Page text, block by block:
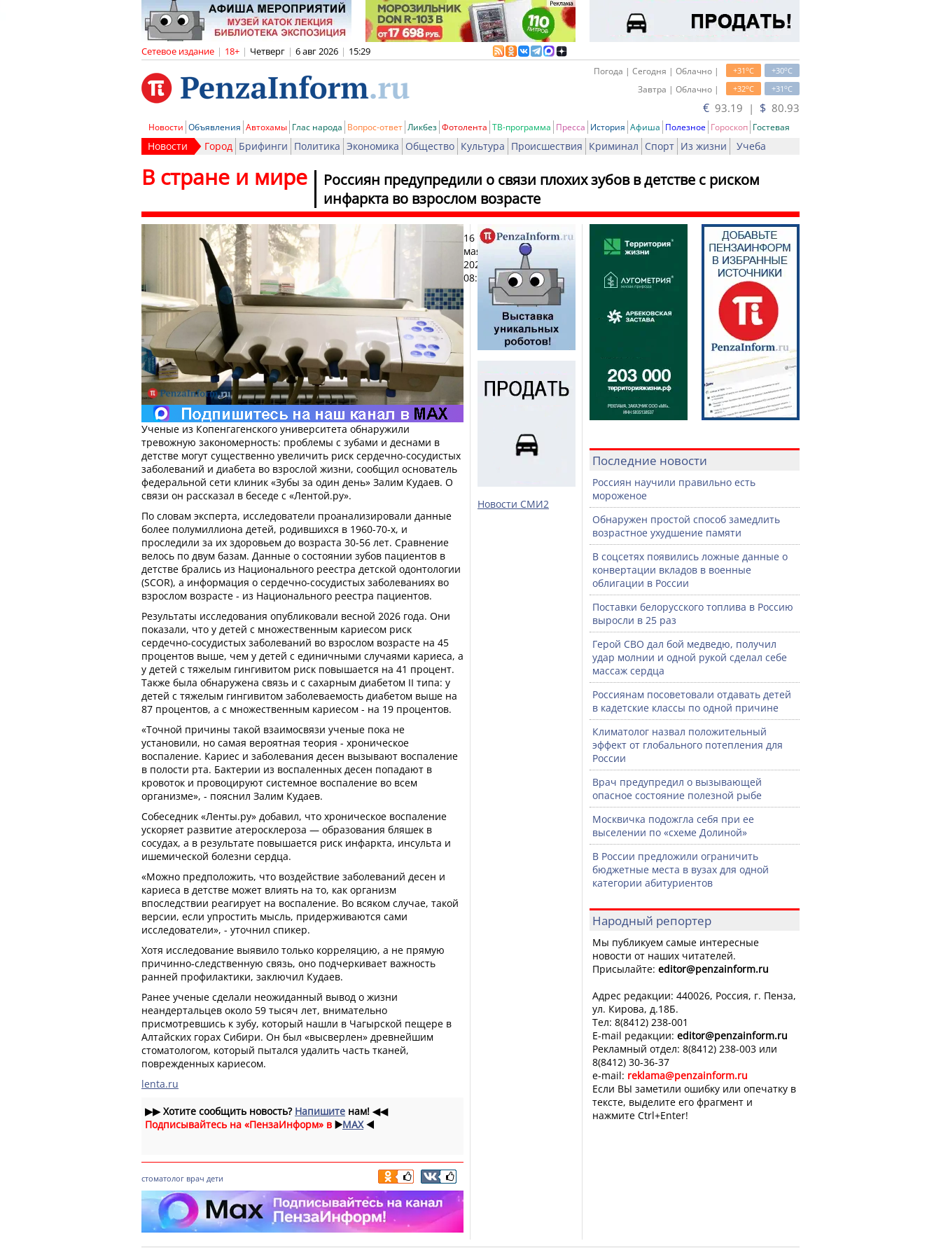
Сетевое издание | 18+ | Четверг | 6 авг 2026 | 15:29
+30oC
+31oC
Погода | Сегодня | Облачно |
+31oC
+32oC
Завтра | Облачно |
€ 93.19 | $ 80.93
Новости Объявления Автохамы Глас народа Вопрос-ответ Ликбез Фотолента ТВ-программа Пресса История Афиша Полезное Гороскоп Гостевая
Новости Город Брифинги Политика Экономика Общество Культура Происшествия Криминал Спорт Из жизни Учеба
Россиян предупредили о связи плохих зубов в детстве с риском
инфаркта во взрослом возрасте
В стране и мире
16
мая
2026,
08:26
Печать
Ученые из Копенгагенского университета обнаружили
тревожную закономерность: проблемы с зубами и деснами в
детстве могут существенно увеличить риск сердечно-сосудистых
заболеваний и диабета во взрослой жизни, сообщил основатель
федеральной сети клиник «Зубы за один день» Залим Кудаев. О
связи он рассказал в беседе с «Лентой.ру».
По словам эксперта, исследователи проанализировали данные
более полумиллиона детей, родившихся в 1960-70‑х, и
проследили за их здоровьем до возраста 30-56 лет. Сравнение
велось по двум базам. Данные о состоянии зубов пациентов в
детстве брались из Национального реестра детской одонтологии
(SCOR), а информация о сердечно-сосудистых заболеваниях во
взрослом возрасте - из Национального реестра пациентов.
Результаты исследования опубликовали весной 2026 года. Они
показали, что у детей с множественным кариесом риск
сердечно‑сосудистых заболеваний во взрослом возрасте на 45
процентов выше, чем у детей с единичными случаями кариеса, а
у детей с тяжелым гингивитом риск повышается на 41 процент.
Также была обнаружена связь и с сахарным диабетом II типа: у
детей с тяжелым гингивитом заболеваемость диабетом выше на
87 процентов, а с множественным кариесом - на 19 процентов.
«Точной причины такой взаимосвязи ученые пока не
установили, но самая вероятная теория - хроническое
воспаление. Кариес и заболевания десен вызывают воспаление
в полости рта. Бактерии из воспаленных десен попадают в
кровоток и провоцируют системное воспаление во всем
организме», - пояснил Залим Кудаев.
Собеседник «Ленты.ру» добавил, что хроническое воспаление
ускоряет развитие атеросклероза — образования бляшек в
сосудах, а в результате повышается риск инфаркта, инсульта и
ишемической болезни сердца.
«Можно предположить, что воздействие заболеваний десен и
кариеса в детстве может влиять на то, как организм
впоследствии реагирует на воспаление. Во всяком случае, такой
версии, если упростить мысль, придерживаются сами
исследователи», - уточнил спикер.
Хотя исследование выявило только корреляцию, а не прямую
причинно‑следственную связь, оно подчеркивает важность
ранней профилактики, заключил Кудаев.
Ранее ученые сделали неожиданный вывод о жизни
неандертальцев около 59 тысяч лет, внимательно
присмотревшись к зубу, который нашли в Чагырской пещере в
Алтайских горах Сибири. Он был «высверлен» древнейшим
стоматологом, который пытался удалить часть тканей,
поврежденных кариесом.
lenta.ru
▶▶Хотите сообщить новость? Напишите нам! ◀◀
Подписывайтесь на «ПензаИнформ» в ▶️MAX ◀️
стоматолог врач дети
Новости СМИ2
Последние новости
Россиян научили правильно есть
мороженое
Обнаружен простой способ замедлить
возрастное ухудшение памяти
В соцсетях появились ложные данные о
конвертации вкладов в военные
облигации в России
Поставки белорусского топлива в Россию
выросли в 25 раз
Герой СВО дал бой медведю, получил
удар молнии и одной рукой сделал себе
массаж сердца
Россиянам посоветовали отдавать детей
в кадетские классы по одной причине
Климатолог назвал положительный
эффект от глобального потепления для
России
Врач предупредил о вызывающей
опасное состояние полезной рыбе
Москвичка подожгла себя при ее
выселении по «схеме Долиной»
В России предложили ограничить
бюджетные места в вузах для одной
категории абитуриентов
Народный репортер
Мы публикуем самые интересные
новости от наших читателей.
Присылайте: editor@penzainform.ru
Адрес редакции: 440026, Россия, г. Пенза,
ул. Кирова, д.18Б.
Тел: 8(8412) 238-001
E-mail редакции: editor@penzainform.ru
Рекламный отдел: 8(8412) 238-003 или
8(8412) 30-36-37
e-mail: reklama@penzainform.ru
Если ВЫ заметили ошибку или опечатку в
тексте, выделите его фрагмент и
нажмите Ctrl+Enter!